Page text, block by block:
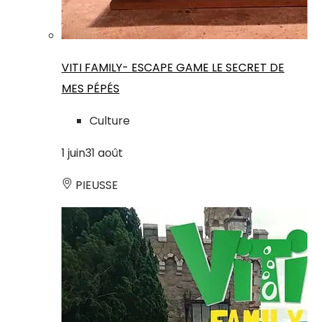
VITI FAMILY- ESCAPE GAME LE SECRET DE
MES PÉPÉS
Culture
1 juin31 août
PIEUSSE